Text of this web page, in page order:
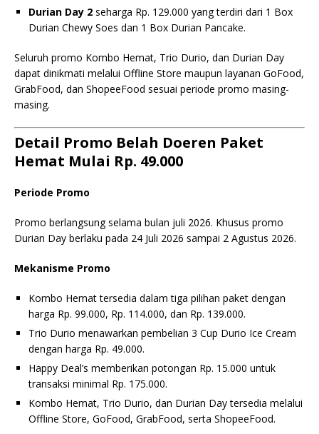
Durian Day 2 seharga Rp. 129.000 yang terdiri dari 1 Box
Durian Chewy Soes dan 1 Box Durian Pancake.
Seluruh promo Kombo Hemat, Trio Durio, dan Durian Day
dapat dinikmati melalui Offline Store maupun layanan GoFood,
GrabFood, dan ShopeeFood sesuai periode promo masing-
masing.
Detail Promo Belah Doeren Paket
Hemat Mulai Rp. 49.000
Periode Promo
Promo berlangsung selama bulan juli 2026. Khusus promo
Durian Day berlaku pada 24 Juli 2026 sampai 2 Agustus 2026.
Mekanisme Promo
Kombo Hemat tersedia dalam tiga pilihan paket dengan
harga Rp. 99.000, Rp. 114.000, dan Rp. 139.000.
Trio Durio menawarkan pembelian 3 Cup Durio Ice Cream
dengan harga Rp. 49.000.
Happy Deal’s memberikan potongan Rp. 15.000 untuk
transaksi minimal Rp. 175.000.
Kombo Hemat, Trio Durio, dan Durian Day tersedia melalui
Offline Store, GoFood, GrabFood, serta ShopeeFood.